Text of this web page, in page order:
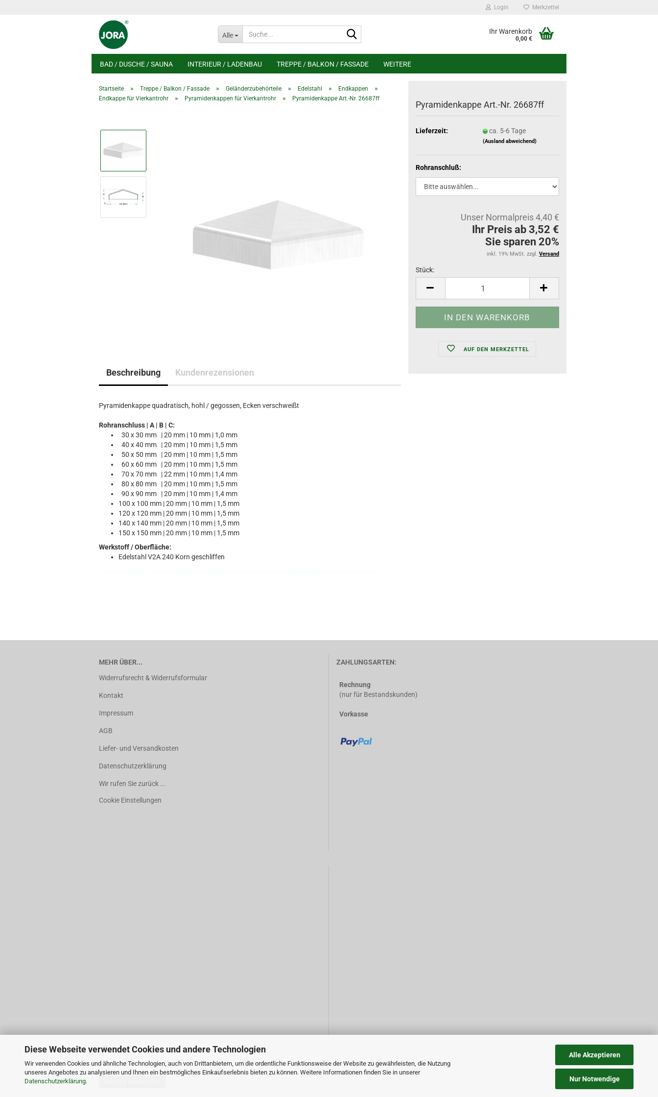
Diese Webseite verwendet Cookies und andere Technologien
Wir verwenden Cookies und ähnliche Technologien, auch von Drittanbietern, um die ordentliche Funktionsweise der Website zu gewährleisten, die Nutzung
unseres Angebotes zu analysieren und Ihnen ein bestmögliches Einkaufserlebnis bieten zu können. Weitere Informationen finden Sie in unserer
Datenschutzerklärung.
Alle Akzeptieren
Nur Notwendige
Login Merkzettel
Alle Ihr Warenkorb
0,00 €
BAD / DUSCHE / SAUNA INTERIEUR / LADENBAU TREPPE / BALKON / FASSADE WEITERE
Startseite » Treppe / Balkon / Fassade » Geländerzubehörteile » Edelstahl » Endkappen »
Endkappe für Vierkantrohr » Pyramidenkappen für Vierkantrohr » Pyramidenkappe Art.-Nr. 26687ff
Pyramidenkappe Art.-Nr. 26687ff
Lieferzeit: ca. 5-6 Tage
(Ausland abweichend)
Rohranschluß:
Unser Normalpreis 4,40 €
Ihr Preis ab 3,52 €
Sie sparen 20%
inkl. 19% MwSt. zzgl. Versand
Stück:
Stück
AUF DEN MERKZETTEL
Beschreibung Kundenrezensionen
Pyramidenkappe quadratisch, hohl / gegossen, Ecken verschweißt
Rohranschluss | A | B | C:
30 x 30 mm | 20 mm | 10 mm | 1,0 mm
40 x 40 mm | 20 mm | 10 mm | 1,5 mm
50 x 50 mm | 20 mm | 10 mm | 1,5 mm
60 x 60 mm | 20 mm | 10 mm | 1,5 mm
70 x 70 mm | 22 mm | 10 mm | 1,4 mm
80 x 80 mm | 20 mm | 10 mm | 1,5 mm
90 x 90 mm | 20 mm | 10 mm | 1,4 mm
100 x 100 mm | 20 mm | 10 mm | 1,5 mm
120 x 120 mm | 20 mm | 10 mm | 1,5 mm
140 x 140 mm | 20 mm | 10 mm | 1,5 mm
150 x 150 mm | 20 mm | 10 mm | 1,5 mm
Werkstoff / Oberfläche:
Edelstahl V2A 240 Korn geschliffen
MEHR ÜBER...
Widerrufsrecht & Widerrufsformular
Kontakt
Impressum
AGB
Liefer- und Versandkosten
Datenschutzerklärung
Wir rufen Sie zurück ...
Cookie Einstellungen
ZAHLUNGSARTEN:
Rechnung
(nur für Bestandskunden)
Vorkasse